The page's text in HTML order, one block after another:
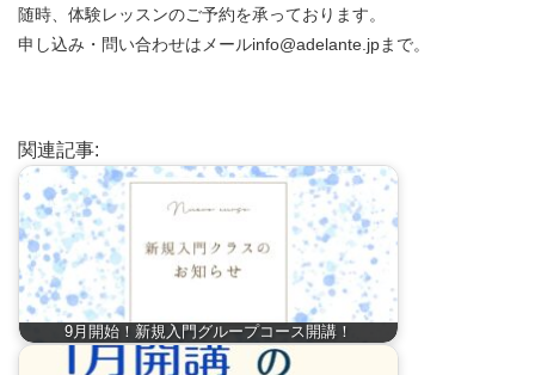
随時、体験レッスンのご予約を承っております。
申し込み・問い合わせはメールinfo@adelante.jpまで。
関連記事:
9月開始！新規入門グループコース開講！